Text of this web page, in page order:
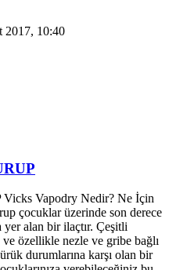
2017, 10:40
Vapodry Nedir? Ne İçin
çocuklar üzerinde son derece
alan bir ilaçtır. Çeşitli
ve özellikle nezle ve gribe bağlı
durumlarına karşı olan bir